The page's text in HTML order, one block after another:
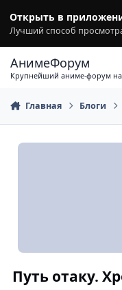
Открыть в
Лучший способ
АнимеФорум
Крупнейший аниме-форум
Главная Блоги
Путь отаку.